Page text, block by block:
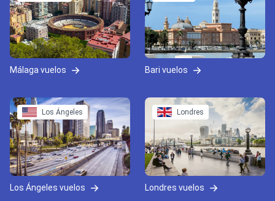
Málaga vuelos Bari vuelos
Los Ángeles
Los Ángeles vuelos
Londres
Londres vuelos